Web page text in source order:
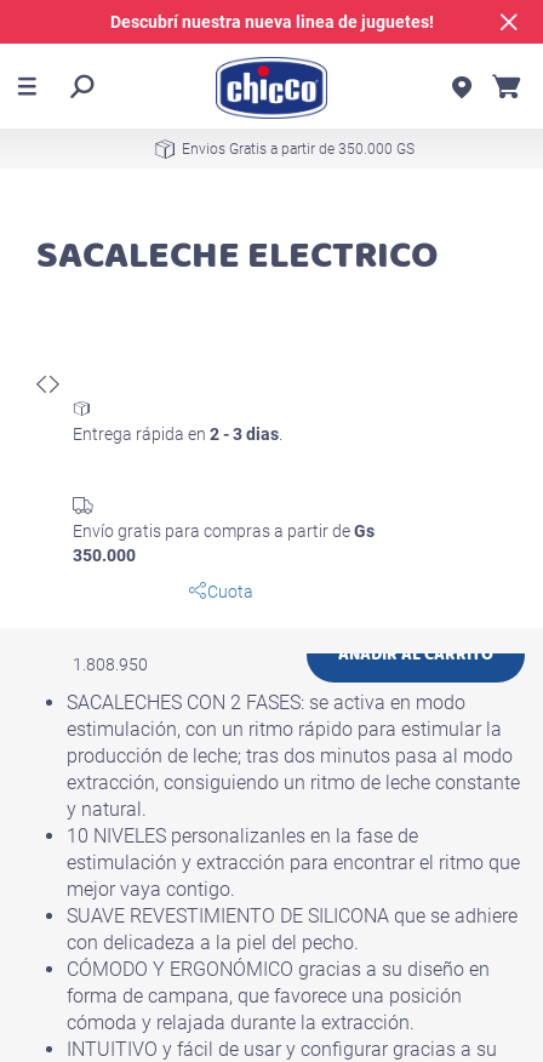
Descubrí nuestra nueva linea de juguetes!
Envios Gratis a partir de 350.000 GS
SACALECHE ELECTRICO
Entrega rápida en 2 - 3 dias
Envío gratis para compras a partir deGs
350.000
Cuota
1.808.950 AÑADIR AL CARRITO
SACALECHES CON 2 FASES: se activa en modo
estimulación, con un ritmo rápido para estimular la
producción de leche; tras dos minutos pasa al modo
extracción, consiguiendo un ritmo de leche constante
y natural.
10 NIVELES personalizanles en la fase de
estimulación y extracción para encontrar el ritmo que
mejor vaya contigo.
SUAVE REVESTIMIENTO DE SILICONA que se adhiere
con delicadeza a la piel del pecho.
CÓMODO Y ERGONÓMICO gracias a su diseño en
forma de campana, que favorece una posición
cómoda y relajada durante la extracción.
INTUITIVO y fácil de usar y configurar gracias a su